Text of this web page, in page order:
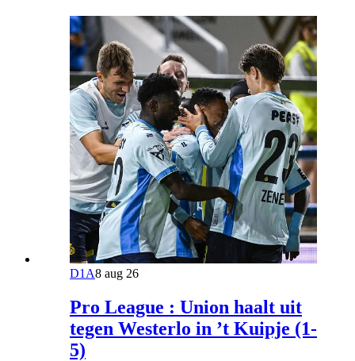
D1A8 aug 26
Pro League : Union haalt uit
tegen Westerlo in ’t Kuipje (1-
5)